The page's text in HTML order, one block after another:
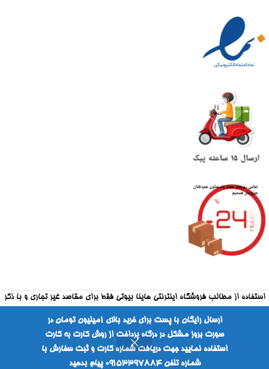
ارسال رایگان با پست برای خرید بالای ۱میلیون تومان در
صورت بروز مشکل در درگاه پرداخت از روش کارت به کارت
استفاده نمایید جهت دریافت شماره کارت و ثبت سفارش با
شماره تلفن ۰۹۱۵۳۳۹۷۸۸۴ پیام بدهید
استفاده از مطالب فروشگاه اینترنتی هاینا بیوتی فقط برای مقاصد غیر تجاری و با ذکر
طراحی شده توسط شرکت فراکارانت